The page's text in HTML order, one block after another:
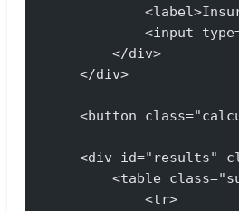
<input
        </div>
    </div>
<button
<div id="results"
<table
            <tr>